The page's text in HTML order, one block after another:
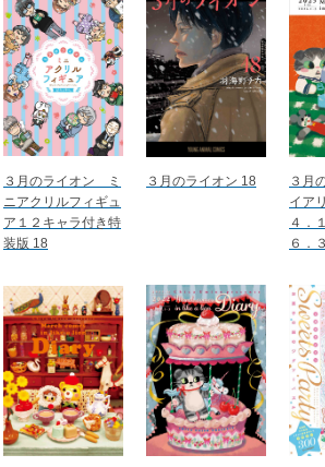
３月のライオン ミ
ニアクリルフィギュ
ア１２キャラ付き特
装版 18
３月のライオン 18
３月
イア
４．
６．